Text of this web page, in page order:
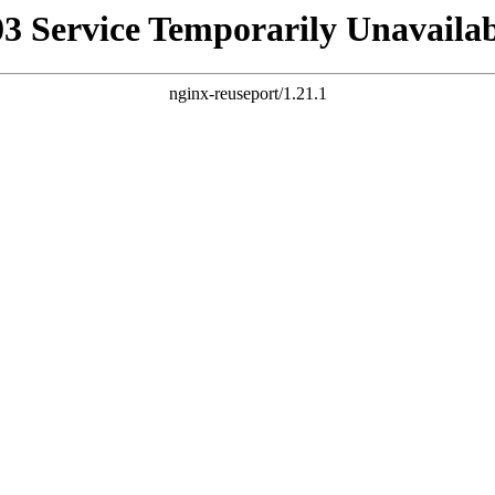
Service Temporarily
nginx-reuseport/1.21.1